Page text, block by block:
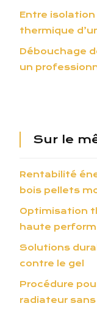
Entre isolation
thermique
Débouchage
un
Sur le
Rentabilité
bois pellets
Optimisation
haute
Solutions
contre le gel
Procédure
radiateur sans